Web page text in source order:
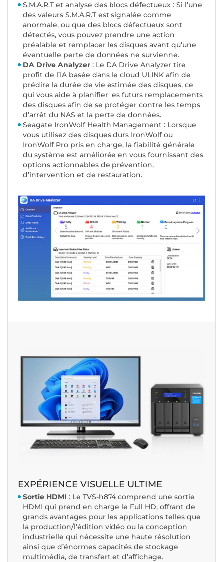
S.M.A.R.T et analyse des blocs défectueux : Si l’une
des valeurs S.M.A.R.T est signalée comme
anormale, ou que des blocs défectueux sont
détectés, vous pouvez prendre une action
préalable et remplacer les disques avant qu’une
éventuelle perte de données ne survienne.
DA Drive Analyzer : Le DA Drive Analyzer tire
profit de l’IA basée dans le cloud ULINK afin de
prédire la durée de vie estimée des disques, ce
qui vous aide à planifier les futurs remplacements
des disques afin de se protéger contre les temps
d’arrêt du NAS et la perte de données.
Seagate IronWolf Health Management : Lorsque
vous utilisez des disques durs IronWolf ou
IronWolf Pro pris en charge, la fiabilité générale
du système est améliorée en vous fournissant des
options actionnables de prévention,
d’intervention et de restauration.
EXPÉRIENCE VISUELLE ULTIME
Sortie HDMI : Le TVS-h874 comprend une sortie
HDMI qui prend en charge le Full HD, offrant de
grands avantages pour les applications telles que
la production/l’édition vidéo ou la conception
industrielle qui nécessite une haute résolution
ainsi que d’énormes capacités de stockage
multimédia, de transfert et d’affichage.